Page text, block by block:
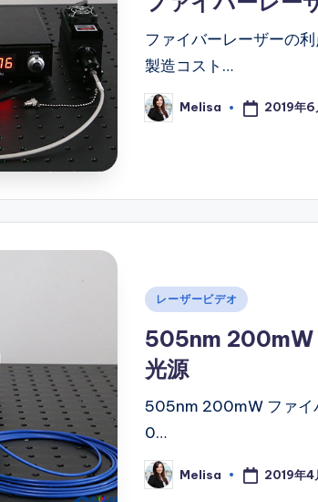
ファイバーレーザーの
製造コスト…
Posted
by
Melisa 2019年6
Posted
レーザービデオ
505nm 200mW
光源
505nm 200mW ファイ
0…
Posted
by
Melisa 2019年4